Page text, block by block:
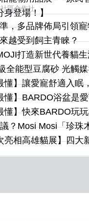
區合作社
身登場！】
，多品牌佈局引領
越受到飼主青睞？
打造新世代養貓
全能型豆腐砂 光觸
懂】讓愛寵舒適入眠
懂】BARDO浴盆是
懂】快來BARDO玩
？Mosi Mosi「珍
亮相高雄貓展】四大